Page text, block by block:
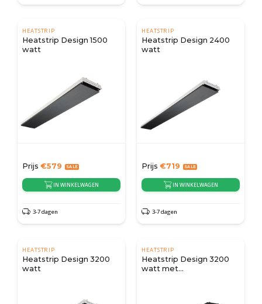
HEATSTRIP
Heatstrip Design 1500
watt
Prijs €579
IN WINKELWAGEN
3-7 dagen
HEATSTRIP
Heatstrip Design 2400
watt
Prijs €719
IN WINKELWAGEN
3-7 dagen
HEATSTRIP
Heatstrip Design 3200
watt
HEATSTRIP
Heatstrip Design 3200
watt met